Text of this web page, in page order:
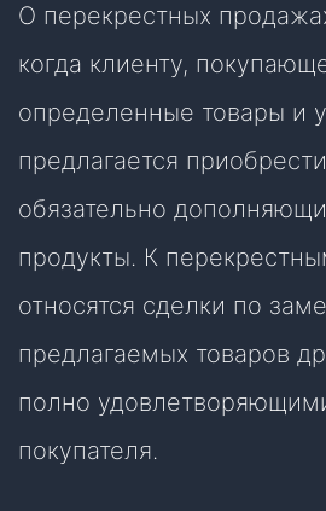
О перекрестных
когда клиенту,
определенные товары и
предлагается
обязательно
продукты. К
относятся сделки по
предлагаемых товаров
полно
покупателя.